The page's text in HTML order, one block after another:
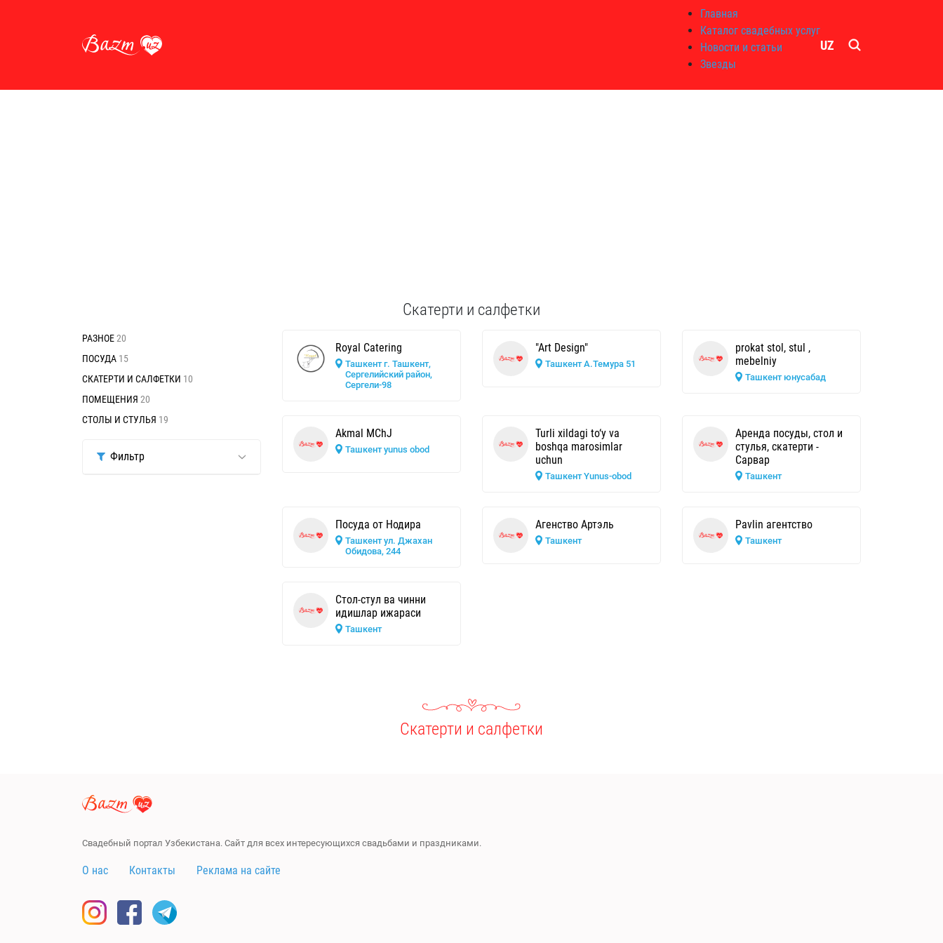
Главная
Каталог свадебных услуг
Новости и статьи
Звезды
UZ
Скатерти и салфетки
РАЗНОЕ20
ПОСУДА 15
СКАТЕРТИ И САЛФЕТКИ 10
ПОМЕЩЕНИЯ 20
СТОЛЫ И СТУЛЬЯ 19
Фильтр
Royal Catering
Ташкент г. Ташкент,
Сергелийский район,
Сергели-98
"Art Design"
Ташкент А.Темура 51
prokat stol, stul ,
mebelniy
Ташкент юнусабад
Akmal MChJ
Ташкент yunus obod
Turli xildagi to‘y va
boshqa marosimlar
uchun
Ташкент Yunus-obod
Аренда посуды, стол и
стулья, скатерти -
Сарвар
Ташкент
Посуда от Нодира
Ташкент ул. Джахан
Обидова, 244
Агенство Артэль
Ташкент
Pavlin агентство
Ташкент
Стол-стул ва чинни
идишлар ижараси
Ташкент
Скатерти и салфетки
Свадебный портал Узбекистана. Сайт для всех интересующихся свадьбами и праздниками.
О нас Контакты Реклама на сайте